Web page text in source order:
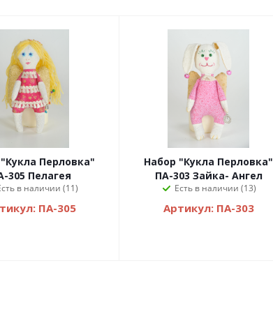
Перловка"
305 Пелагея
в наличии (11)
ПА-305
Набор "Кукла Перловка"
ПА-303 Зайка- Ангел
Есть в наличии (13)
Артикул: ПА-303